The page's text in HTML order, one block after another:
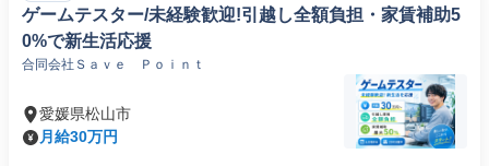
ゲームテスター/未経験歓迎!引越し全額負担・家賃補助5
0%で新生活応援
合同会社Ｓａｖｅ Ｐｏｉｎｔ
愛媛県松山市
月給30万円